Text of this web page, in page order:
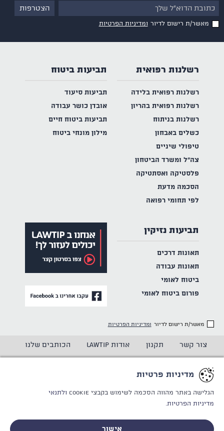
מאשר/ת רישום לדיור ומדיניות הפרטיות
מאשר/ת רישום לדיור ומדיניות הפרטיות
רשלנות רפואית
רשלנות רפואית בלידה
רשלנות רפואית בהריון
רשלנות בניתוח
כשלים באבחון
טיפולי שיניים
צה"ל ומשרד הביטחון
פלסטיקה ואסתטיקה
הסכמה מדעת
לפי תחומי רפואה
תביעות ביטוח
תביעות סיעוד
אובדן כושר עבודה
תביעות ביטוח חיים
מילון מונחי ביטוח
תביעות נזיקין
תאונות דרכים
תאונות עבודה
ביטוח לאומי
פורום ביטוח לאומי
צור קשר תקנון אודות LAWTIP הכותבים שלנו
מדיניות פרטיות
הגלישה באתר מהווה הסכמה לשימוש בקבצי Cookie
ולתנאי
מדיניות הפרטיות.
אישור